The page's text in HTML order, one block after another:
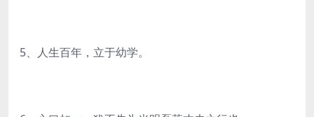
5、人生百年，立于幼学。